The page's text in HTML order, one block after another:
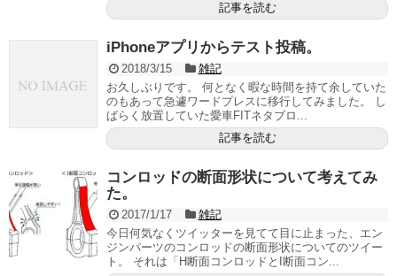
記事を読む
iPhoneアプリからテスト投稿。
2018/3/15
雑記
お久しぶりです。 何となく暇な時間を持て余していた
のもあって急遽ワードプレスに移行してみました。 し
ばらく放置していた愛車FITネタブロ...
記事を読む
コンロッドの断面形状について考えてみ
た。
2017/1/17
雑記
今日何気なくツイッターを見てて目に止まった、エン
ジンパーツのコンロッドの断面形状についてのツイー
ト。 それは「H断面コンロッドとI断面コン...